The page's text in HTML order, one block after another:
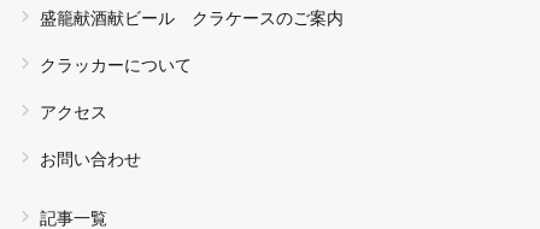
盛籠献酒献ビール クラケースのご案内
クラッカーについて
アクセス
お問い合わせ
記事一覧